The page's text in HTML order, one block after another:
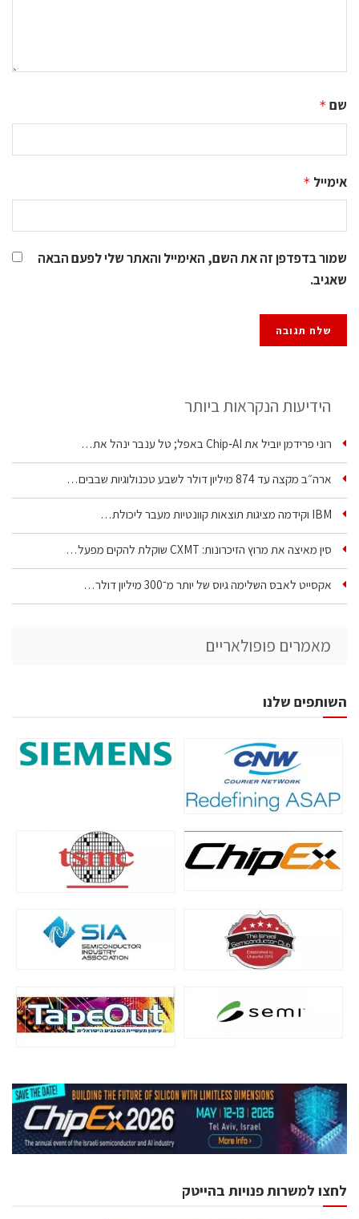
שם *
אימייל *
שמור בדפדפן זה את השם, האימייל והאתר שלי לפעם הבאה
שאגיב.
הידיעות הנקראות ביותר
רוני פרידמן יוביל את Chip‑AI באפל; טל ענבר ינהל את…
ארה״ב מקצה עד 874 מיליון דולר לשבע טכנולוגיות שבבים…
IBM וקידמה מציגות תוצאות קוונטיות מעבר ליכולת…
סין מאיצה את מרוץ הזיכרונות: CXMT שוקלת להקים מפעל…
אקסייט לאבס השלימה גיוס של יותר מ־300 מיליון דולר…
מאמרים פופולאריים
השותפים שלנו
לחצו למשרות פנויות בהייטק